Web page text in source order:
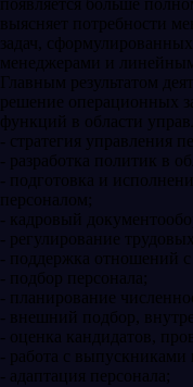
выясняет потребности
задач,
менеджерами и
Главным результатом
решение операционных
функций в области
- стратегия управления
- разработка политик в
- подготовка и
персоналом;
- кадровый
- регулирование
- поддержка отношений
- подбор персонала;
- планирование
- внешний подбор,
- оценка кандидатов,
- работа с выпускниками
- адаптация персонала;